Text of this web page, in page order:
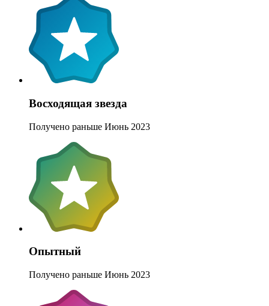
Восходящая звезда
Получено раньше Июнь 2023
Опытный
Получено раньше Июнь 2023